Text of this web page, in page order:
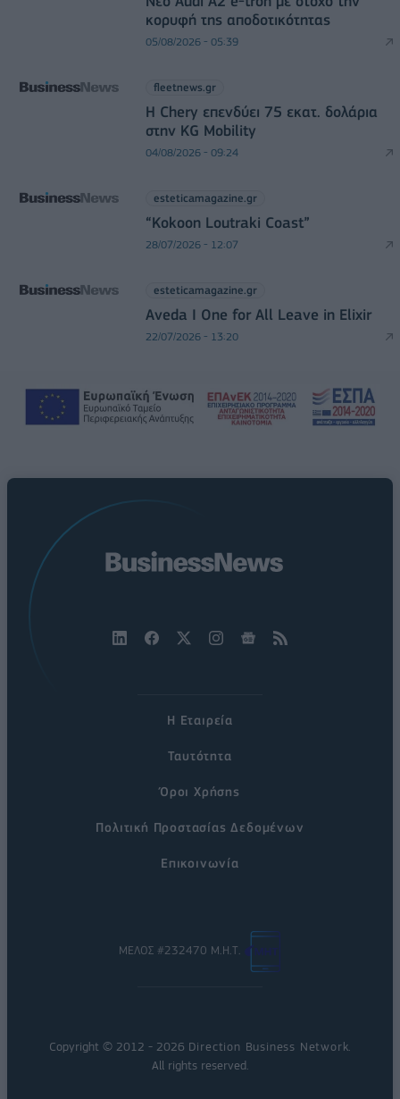
κορυφή της αποδοτικότητας
05/08/2026 - 05:39
fleetnews.gr
Η Chery επενδύει 75 εκατ. δολάρια
στην KG Mobility
04/08/2026 - 09:24
esteticamagazine.gr
“Kokoon Loutraki Coast”
28/07/2026 - 12:07
esteticamagazine.gr
Aveda I One for All Leave in Elixir
22/07/2026 - 13:20
Η Εταιρεία
Ταυτότητα
Όροι Χρήσης
Πολιτική Προστασίας Δεδομένων
Επικοινωνία
ΜΕΛΟΣ #232470 Μ.Η.Τ.
Copyright © 2012 - 2026 Direction Business Network
All rights reserved.